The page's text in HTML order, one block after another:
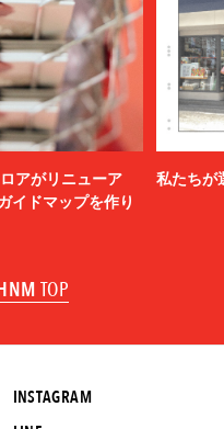
アがリニューア
イドマップを作り
私たちが
TOP
INSTAGRAM